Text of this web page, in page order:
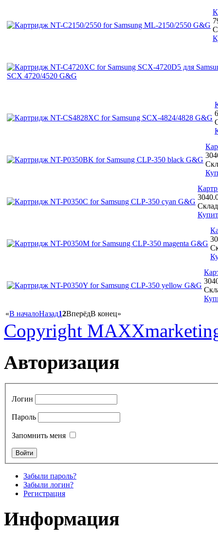
«В началоНазад12ВперёдВ конец»
Copyright
Авторизация
Логин
Пароль
Запомнить меня
Забыли пароль?
Забыли логин?
Регистрация
Информация